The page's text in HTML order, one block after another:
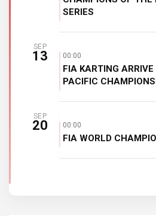
SERIES
SEP
13 00:00
FIA KARTING
PACIFIC
SEP
20 00:00
FIA WORLD